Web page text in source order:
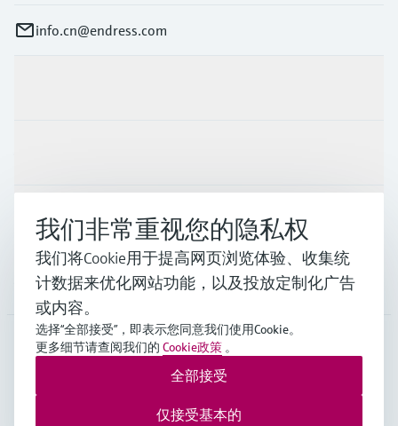
info.cn@endress.com
支持
公司
我们非常重视您的隐私权
我们将Cookie用于提高网页浏览体验、收集统
计数据来优化网站功能，以及投放定制化广告
或内容。
选择“全部接受”，即表示您同意我们使用Cookie。
更多细节请查阅我们的 Cookie政策 。
仅接受基本的
全部接受